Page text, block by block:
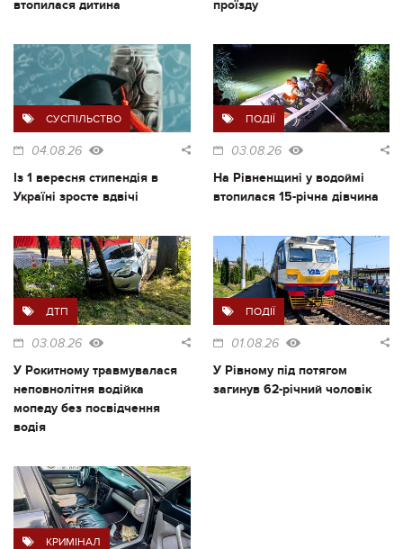
втопилася дитина проїзду
СУСПІЛЬСТВО
04.08.26
Із 1 вересня стипендія в
Україні зросте вдвічі
ПОДІЇ
03.08.26
На Рівненщині у водоймі
втопилася 15-річна дівчина
ДТП
03.08.26
У Рокитному травмувалася
неповнолітня водійка
мопеду без посвідчення
водія
ПОДІЇ
01.08.26
У Рівному під потягом
загинув 62-річний чоловік
КРИМІНАЛ